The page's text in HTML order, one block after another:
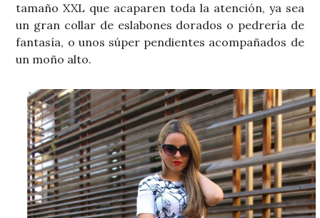
tamaño XXL que acaparen toda la atención, ya sea
un gran collar de eslabones dorados o pedrería de
fantasía, o unos súper pendientes acompañados de
un moño alto.